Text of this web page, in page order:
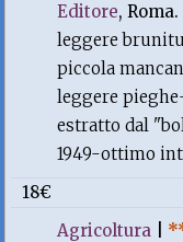
Editore,
leggere
piccola
leggere
estratto dal
1949-ottimo
18€
Agricoltura